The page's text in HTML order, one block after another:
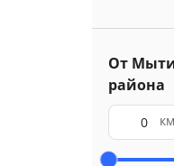
От
района
км